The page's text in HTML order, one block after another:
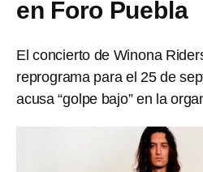
en Foro Puebla
El concierto de Winona
reprograma para el 25 de
acusa “golpe bajo” en la